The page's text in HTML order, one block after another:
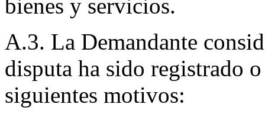
bienes y servicios.
A.3. La Demandante
disputa ha sido registrado
siguientes motivos: